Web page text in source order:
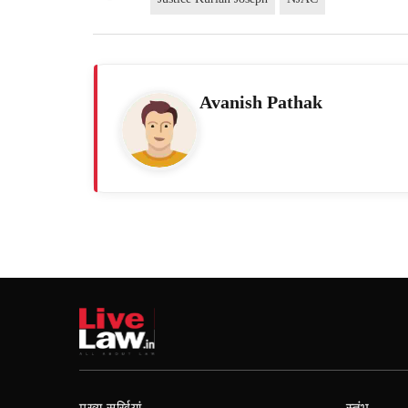
Avanish Pathak